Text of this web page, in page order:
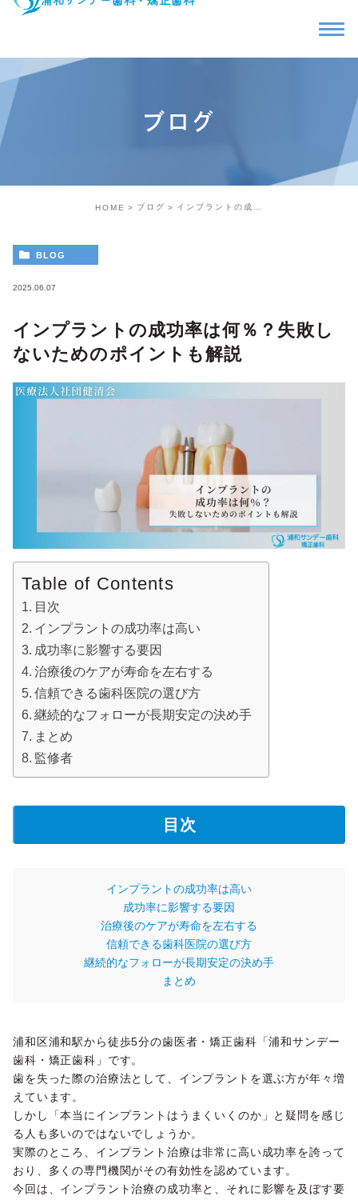
ブログ
HOME ブログ インプラントの成功率は何％？失敗しないためのポイントも解説
BLOG
2025.06.07
インプラントの成功率は何％？失敗し
ないためのポイントも解説
Table of Contents
目次
インプラントの成功率は高い
成功率に影響する要因
治療後のケアが寿命を左右する
信頼できる歯科医院の選び方
継続的なフォローが長期安定の決め手
まとめ
監修者
目次
インプラントの成功率は高い
成功率に影響する要因
治療後のケアが寿命を左右する
信頼できる歯科医院の選び方
継続的なフォローが長期安定の決め手
まとめ
浦和区浦和駅から徒歩5分の歯医者・矯正歯科「浦和サンデー
歯科・矯正歯科」です。
歯を失った際の治療法として、インプラントを選ぶ方が年々増
えています。
しかし「本当にインプラントはうまくいくのか」と疑問を感じ
る人も多いのではないでしょうか。
実際のところ、インプラント治療は非常に高い成功率を誇って
おり、多くの専門機関がその有効性を認めています。
今回は、インプラント治療の成功率と、それに影響を及ぼす要